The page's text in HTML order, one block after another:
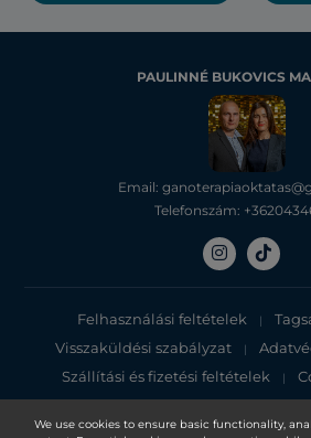
We use cookies to ensure basic functionality,
PAULINNÉ BUKOVICS
Email:
Telefonszám:
Felhasználási feltételek |
Visszaküldési szabályzat |
Szállítási és fizetési feltételek |
Adatvédelmi